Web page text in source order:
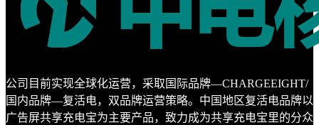
公司目前实现全球化运营，采取国际品牌—CHARGEEIGHT/
国内品牌—复活电，双品牌运营策略。中国地区复活电品牌以
广告屏共享充电宝为主要产品，致力成为共享充电宝里的分众